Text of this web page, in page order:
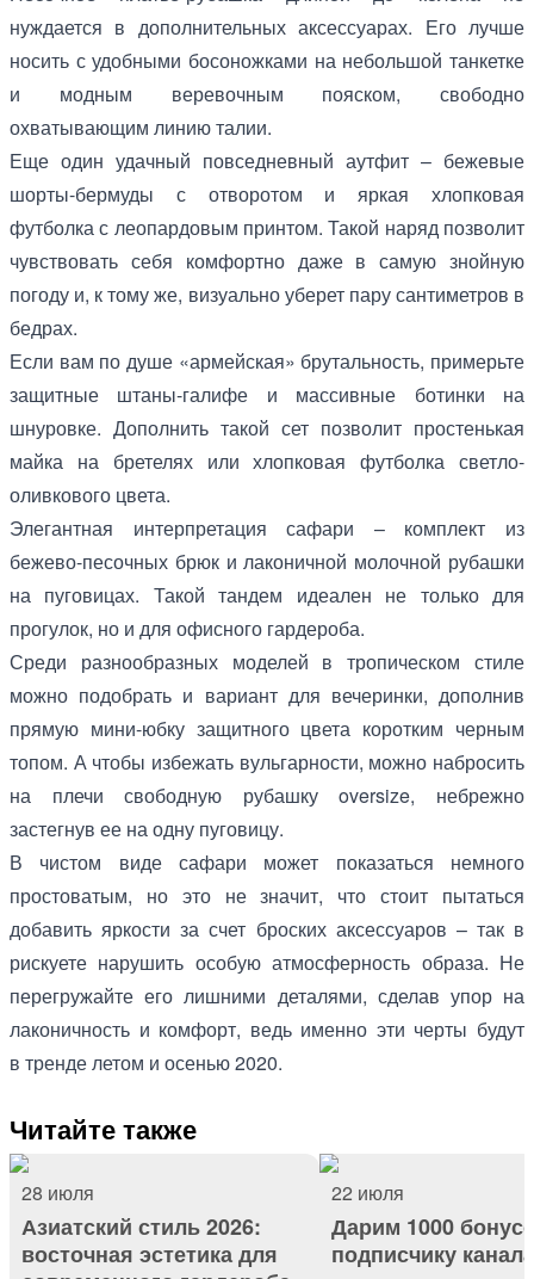
нуждается в дополнительных аксессуарах. Его лучше
носить с удобными босоножками на небольшой танкетке
и модным веревочным пояском, свободно
охватывающим линию талии.
Еще один удачный повседневный аутфит – бежевые
шорты-бермуды с отворотом и яркая хлопковая
футболка с леопардовым принтом. Такой наряд позволит
чувствовать себя комфортно даже в самую знойную
погоду и, к тому же, визуально уберет пару сантиметров в
бедрах.
Если вам по душе «армейская» брутальность, примерьте
защитные штаны-галифе и массивные ботинки на
шнуровке. Дополнить такой сет позволит простенькая
майка на бретелях или хлопковая футболка светло-
оливкового цвета.
Элегантная интерпретация сафари – комплект из
бежево-песочных брюк и лаконичной молочной рубашки
на пуговицах. Такой тандем идеален не только для
прогулок, но и для офисного гардероба.
Среди разнообразных моделей в тропическом стиле
можно подобрать и вариант для вечеринки, дополнив
прямую мини-юбку защитного цвета коротким черным
топом. А чтобы избежать вульгарности, можно набросить
на плечи свободную рубашку oversize, небрежно
застегнув ее на одну пуговицу.
В чистом виде сафари может показаться немного
простоватым, но это не значит, что стоит пытаться
добавить яркости за счет броских аксессуаров – так в
рискуете нарушить особую атмосферность образа. Не
перегружайте его лишними деталями, сделав упор на
лаконичность и комфорт, ведь именно эти черты будут
в тренде летом и осенью 2020.
Читайте также
28 июля
Азиатский стиль 2026:
восточная эстетика для
22 июля
Дарим 1000
подписчику